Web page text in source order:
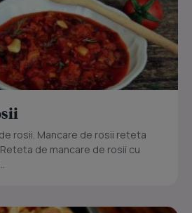
rosii. Mancare de rosii reteta
de mancare de rosii cu